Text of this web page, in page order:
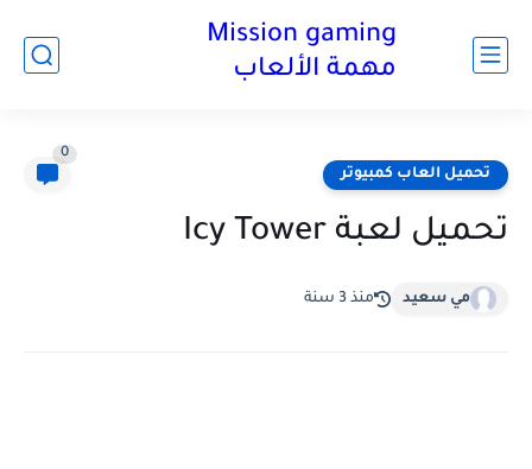
Mission gaming
مهمة الألعاب
تحميل العاب كمبيوتر
0
تحميل لعبة Icy Tower
مي سعيد منذ 3 سنة